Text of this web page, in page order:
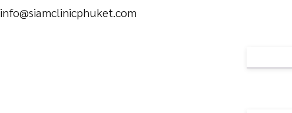
info@siamclinicphuket.com